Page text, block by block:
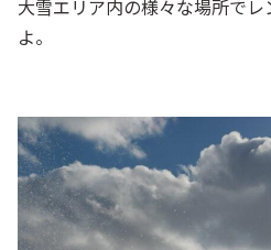
大雪エリア内の様々な場所で
よ。